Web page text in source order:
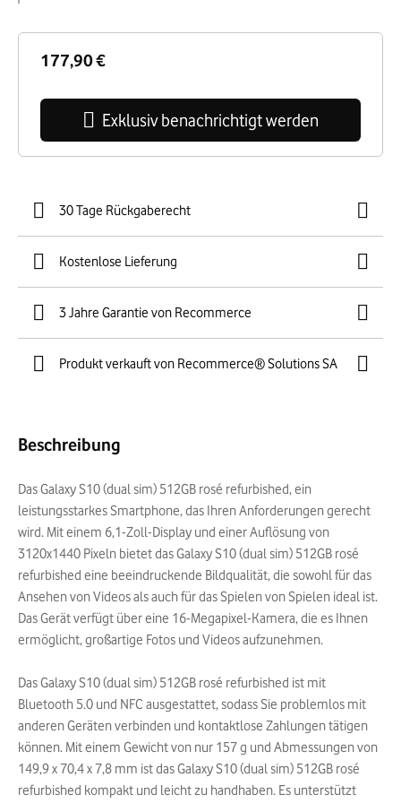
177,90 €
Exklusiv benachrichtigt werden
30 Tage Rückgaberecht
Kostenlose Lieferung
3 Jahre Garantie von Recommerce
Produkt verkauft von Recommerce® Solutions SA
Beschreibung
Das Galaxy S10 (dual sim) 512GB rosé refurbished, ein
leistungsstarkes Smartphone, das Ihren Anforderungen gerecht
wird. Mit einem 6,1-Zoll-Display und einer Auflösung von
3120x1440 Pixeln bietet das Galaxy S10 (dual sim) 512GB rosé
refurbished eine beeindruckende Bildqualität, die sowohl für das
Ansehen von Videos als auch für das Spielen von Spielen ideal ist.
Das Gerät verfügt über eine 16-Megapixel-Kamera, die es Ihnen
ermöglicht, großartige Fotos und Videos aufzunehmen.
Das Galaxy S10 (dual sim) 512GB rosé refurbished ist mit
Bluetooth 5.0 und NFC ausgestattet, sodass Sie problemlos mit
anderen Geräten verbinden und kontaktlose Zahlungen tätigen
können. Mit einem Gewicht von nur 157 g und Abmessungen von
149,9 x 70,4 x 7,8 mm ist das Galaxy S10 (dual sim) 512GB rosé
refurbished kompakt und leicht zu handhaben. Es unterstützt